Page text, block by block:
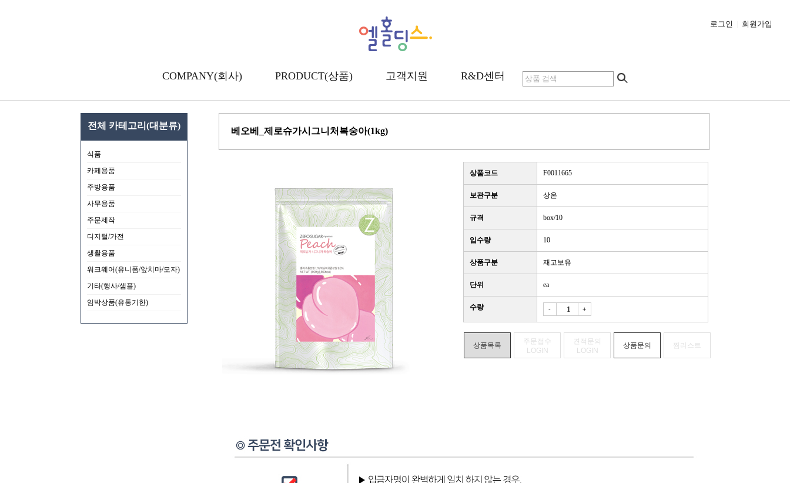
COMPANY(회사) PRODUCT(상품) 고객지원 R&D센터
로그인 회원가입
전체 카테고리(대분류)
식품
카페용품
주방용품
사무용품
주문제작
디지털/가전
생활용품
워크웨어(유니폼/앞치마/모자)
기타(행사/샘플)
임박상품(유통기한)
베오베_제로슈가시그니처복숭아(1kg)
상품코드 F0011665
보관구분 상온
규격 box/10
입수량 10
상품구분 재고보유
단위 ea
수량 - +
상품목록
주문접수
LOGIN
견적문의
LOGIN
상품문의 찜리스트